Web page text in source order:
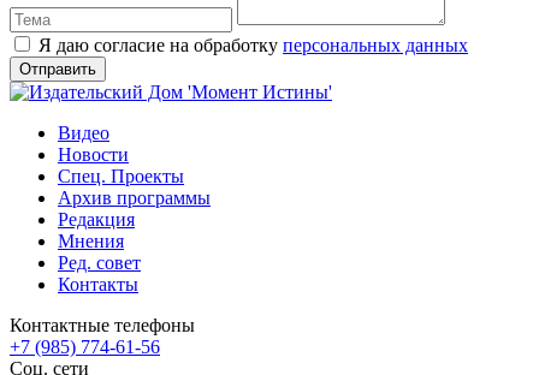
Я даю согласие на обработку персональных данных
Видео
Новости
Спец. Проекты
Архив программы
Редакция
Мнения
Ред. совет
Контакты
Контактные телефоны
+7 (985) 774-61-56
Соц. сети